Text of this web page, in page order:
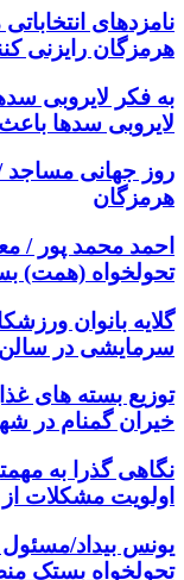
نامزدهای
هرمزگان رایزنی
به فکر لایروبی
لایروبی سدها
روز جهانی
هرمزگان
احمد محمد پور /
تحولخواه (همت)
گلایه بانوان
سرمایشی در
توزیع بسته های
خیران گمنام در
نگاهی گذرا به
اولویت مشکلات
یونس بیداد/
تحولخواه بستک